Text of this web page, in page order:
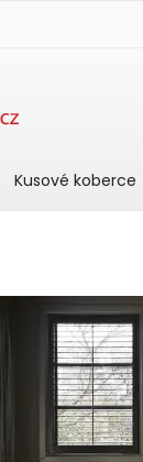
Kusové koberce